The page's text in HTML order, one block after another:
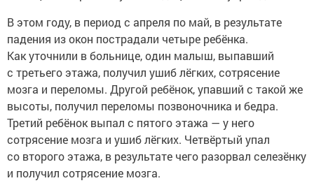
В этом году, в период с апреля по май, в результате
падения из окон пострадали четыре ребёнка.
Как уточнили в больнице, один малыш, выпавший
с третьего этажа, получил ушиб лёгких, сотрясение
мозга и переломы. Другой ребёнок, упавший с такой же
высоты, получил переломы позвоночника и бедра.
Третий ребёнок выпал с пятого этажа — у него
сотрясение мозга и ушиб лёгких. Четвёртый упал
со второго этажа, в результате чего разорвал селезёнку
и получил сотрясение мозга.